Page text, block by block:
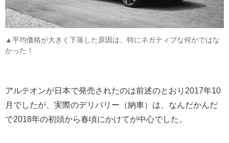
▲平均価格が大きく下落した原因は、特にネガティブな何かではな
かった！
アルテオンが日本で発売されたのは前述のとおり2017年10
月でしたが、実際のデリバリー（納車）は、なんだかんだ
で2018年の初頭から春頃にかけてが中心でした。